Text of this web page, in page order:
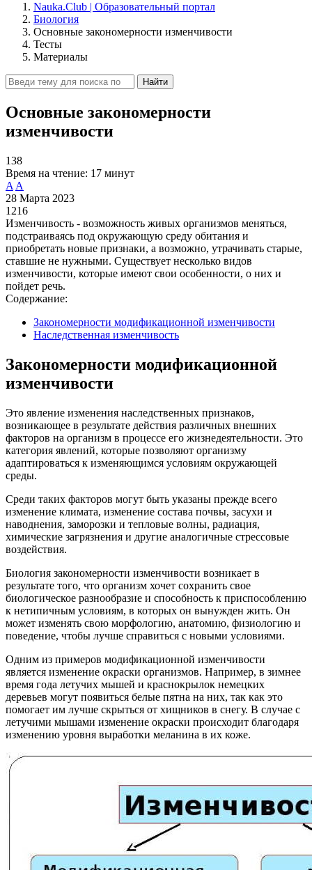
Nauka.Club | Образовательный портал
Биология
Основные закономерности изменчивости
Тесты
Материалы
Найти
Основные закономерности
изменчивости
138
Время на чтение: 17 минут
A A
28 Марта 2023
1216
Изменчивость - возможность живых организмов меняться,
подстраиваясь под окружающую среду обитания и
приобретать новые признаки, а возможно, утрачивать старые,
ставшие не нужными. Существует несколько видов
изменчивости, которые имеют свои особенности, о них и
пойдет речь.
Содержание:
Закономерности модификационной изменчивости
Наследственная изменчивость
Закономерности модификационной
изменчивости
Это явление изменения наследственных признаков,
возникающее в результате действия различных внешних
факторов на организм в процессе его жизнедеятельности. Это
категория явлений, которые позволяют организму
адаптироваться к изменяющимся условиям окружающей
среды.
Среди таких факторов могут быть указаны прежде всего
изменение климата, изменение состава почвы, засухи и
наводнения, заморозки и тепловые волны, радиация,
химические загрязнения и другие аналогичные стрессовые
воздействия.
Биология закономерности изменчивости возникает в
результате того, что организм хочет сохранить свое
биологическое разнообразие и способность к приспособлению
к нетипичным условиям, в которых он вынужден жить. Он
может изменять свою морфологию, анатомию, физиологию и
поведение, чтобы лучше справиться с новыми условиями.
Одним из примеров модификационной изменчивости
является изменение окраски организмов. Например, в зимнее
время года летучих мышей и краснокрылок немецких
деревьев могут появиться белые пятна на них, так как это
помогает им лучше скрыться от хищников в снегу. В случае с
летучими мышами изменение окраски происходит благодаря
изменению уровня выработки меланина в их коже.